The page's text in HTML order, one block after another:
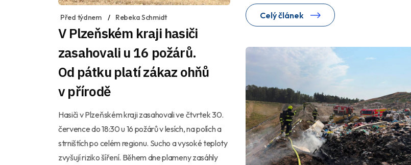
Celý článek
Před týdnem Rebeka Schmidt
V Plzeňském kraji hasiči
zasahovali u 16 požárů.
Od pátku platí zákaz ohňů
v přírodě
Hasiči v Plzeňském kraji zasahovali ve čtvrtek 30.
července do 18:30 u 16 požárů v lesích, na polích a
strništích po celém regionu. Sucho a vysoké teploty
zvyšují riziko šíření. Během dne plameny zasáhly